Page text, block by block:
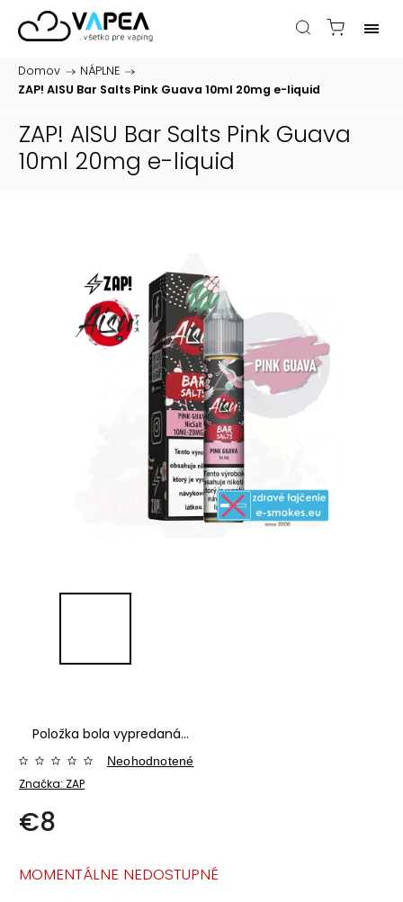
Domov / NÁPLNE /
ZAP! AISU Bar Salts Pink Guava 10ml 20mg e-liquid
ZAP! AISU Bar Salts Pink Guava
10ml 20mg e-liquid
Položka bola vypredaná…
Značka: ZAP
Neohodnotené
€8
MOMENTÁLNE NEDOSTUPNÉ